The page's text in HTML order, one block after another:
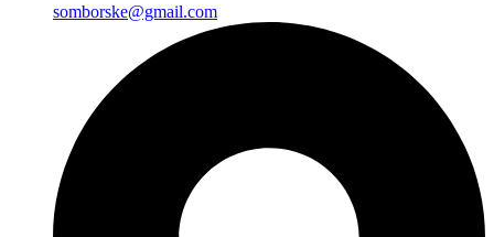
somborske@gmail.com